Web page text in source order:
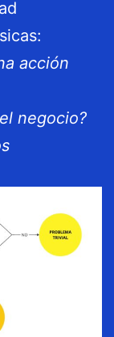
acción
negocio?